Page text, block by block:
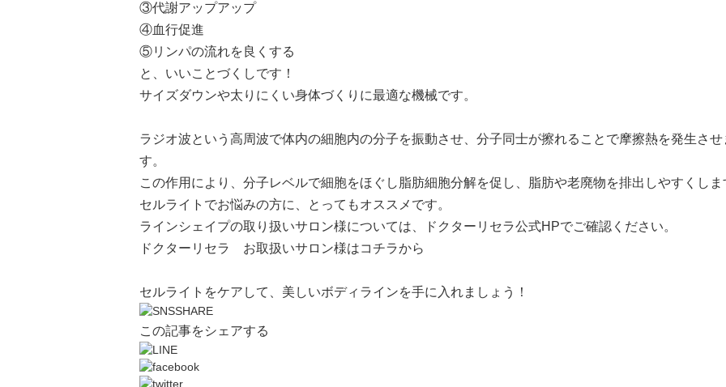
③代謝アップアップ
④血行促進
⑤リンパの流れを良くする
と、いいことづくしです！
サイズダウンや太りにくい身体づくりに最適な機械です。
ラジオ波という高周波で体内の細胞内の分子を振動させ、分子同士が擦れることで摩擦熱を発生させ
す。
この作用により、分子レベルで細胞をほぐし脂肪細胞分解を促し、脂肪や老廃物を排出しやすくしま
セルライトでお悩みの方に、とってもオススメです。
ラインシェイプの取り扱いサロン様については、ドクターリセラ公式HPでご確認ください。
ドクターリセラ お取扱いサロン様はコチラから
セルライトをケアして、美しいボディラインを手に入れましょう！
この記事をシェアする